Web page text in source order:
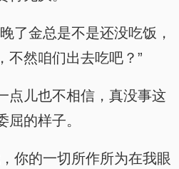
了金总是不是还没吃饭，
不然咱们出去吃吧？”
点儿也不相信，真没事这
的样子。
你的一切所作所为在我眼